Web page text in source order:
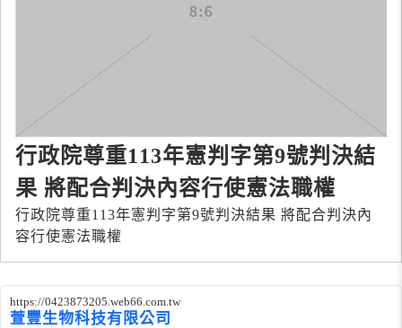
行政院尊重113年憲判字第9號判決結
果 將配合判決內容行使憲法職權
行政院尊重113年憲判字第9號判決結果 將配合判決內
容行使憲法職權
https://0423873205.web66.com.tw
萱豐生物科技有限公司